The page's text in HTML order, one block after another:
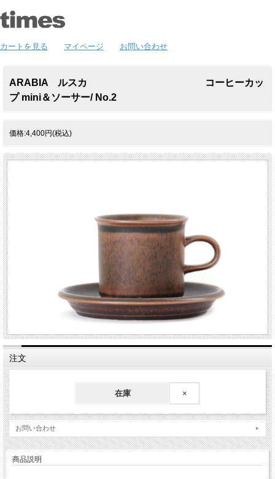
カートを見る マイページ お問い合わせ
ARABIA ルスカ コーヒーカッ
プ mini＆ソーサー/ No.2
価格:4,400円(税込)
注文
在庫 ×
お問い合わせ
商品説明